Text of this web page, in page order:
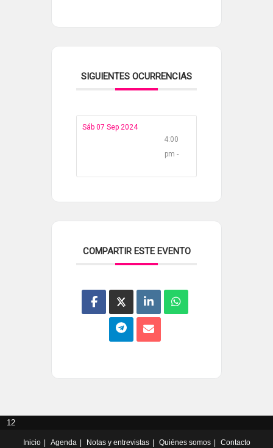
SIGUIENTES OCURRENCIAS
Sáb 07 Sep 2024
4:00
pm -
COMPARTIR ESTE EVENTO
12
Inicio Agenda Notas y entrevistas Quiénes somos Contacto